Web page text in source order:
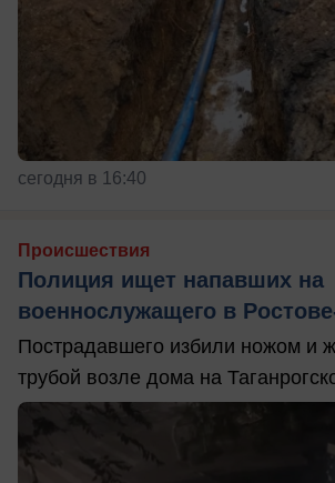
сегодня в 16:40
Происшествия
Полиция ищет напавших на
военнослужащего в
Пострадавшего избили ножом и
трубой возле дома на